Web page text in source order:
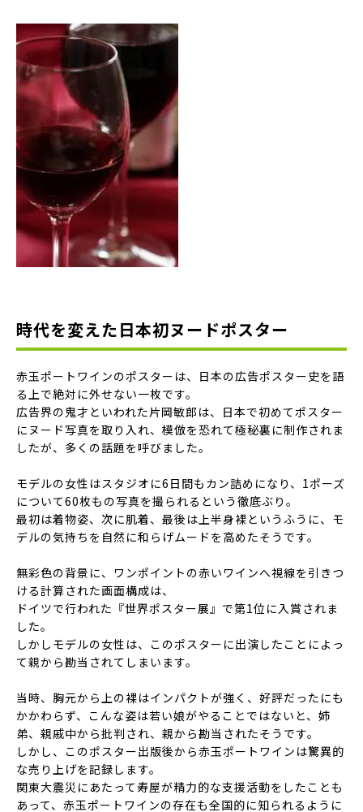
時代を変えた日本初ヌードポスター
赤玉ポートワインのポスターは、日本の広告ポスター史を語
る上で絶対に外せない一枚です。
広告界の鬼才といわれた片岡敏郎は、 日本で初めてポスター
にヌード写真を取り入れ、模倣を恐れて極秘裏に制作されま
したが、多くの話題を呼びました。
モデルの女性はスタジオに6日間もカン詰め になり、1ポーズ
について60枚もの写真を撮られるという徹底ぶり。
最初は着物姿、次に肌着、最後は上半身裸というふうに、モ
デルの気持ちを自然に和らげムードを高めたそうです。
無彩色の背景に、ワンポイントの赤いワインへ視線を引きつ
ける計算された画面構成は、
ドイツで行われた『世界ポスター展』で第1位に入賞されま
した。
しかしモデルの女性は、 このポスターに出演したことによっ
て親から勘当されてしまいます。
当時、胸元から上の裸はインパクトが強く、好評だったにも
かかわらず、 こんな姿は若い娘がやることではない と、姉
弟、親戚中から批判され、親から勘当されたそうです。
しかし、このポスター出版後から赤玉ポートワインは驚異的
な売り上げを記録します。
関東大震災にあたって寿屋が精力的な支援活動をしたことも
あって、赤玉ポートワインの存在も全国的に知られるように